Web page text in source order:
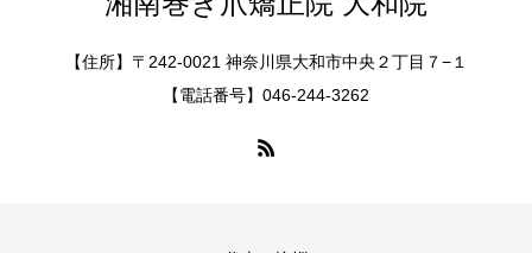
【住所】〒242-0021 神奈川県大和市中央２丁目７−１
【電話番号】046-244-3262